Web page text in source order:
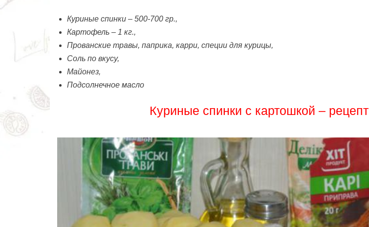
Куриные спинки – 500-700 гр.,
Картофель – 1 кг.,
Прованские травы, паприка, карри, специи для курицы,
Соль по вкусу,
Майонез,
Подсолнечное масло
Куриные спинки с картошкой – рецепт